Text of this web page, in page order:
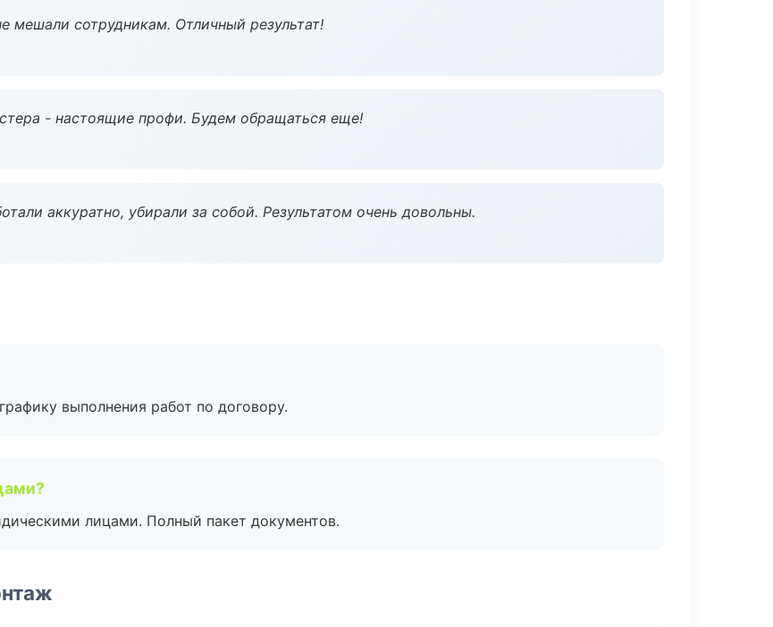
мешали сотрудникам. Отличный результат!
- настоящие профи. Будем обращаться еще!
аккуратно, убирали за собой. Результатом очень довольны.
выполнения работ по договору.
лицами. Полный пакет документов.